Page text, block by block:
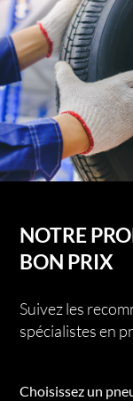
NOTRE
BON PRIX
Suivez les
spécialistes en
Choisissez un